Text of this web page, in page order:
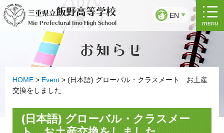
Skip
to
content
三重県立飯野高等学校
Mie Prefectural Iino High School
EN
menu
お知らせ
HOME > Event > (日本語) グローバル・クラスメート お土産
交換をしました
(日本語) グローバル・クラスメー